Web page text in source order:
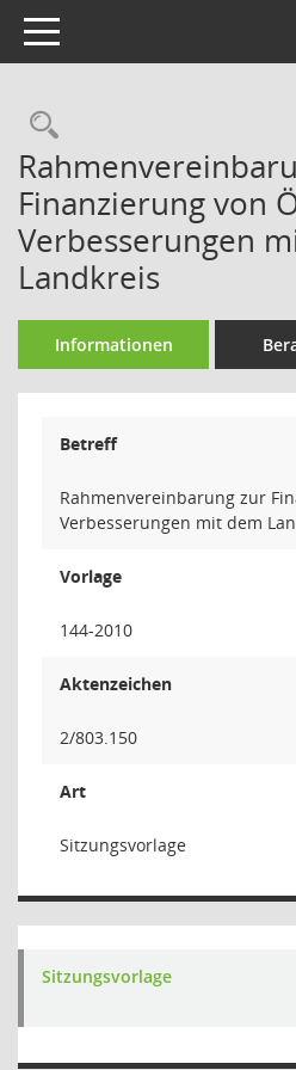
Toggle navigation
Rechercheauswahl
Finanzierung von
Verbesserungen
Landkreis
Informationen
Betreff
Rahmenvereinbarung zur
Verbesserungen mit dem
Vorlage
144-2010
Aktenzeichen
2/803.150
Art
Sitzungsvorlage
Sitzungsvorlage